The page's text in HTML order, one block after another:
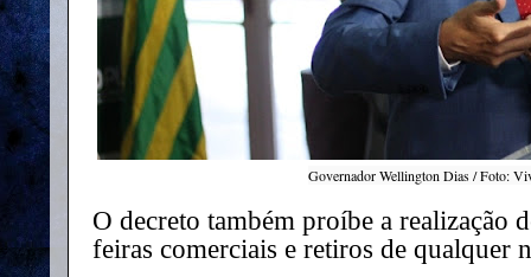
Governador Wellington Dias / Foto:
O decreto também proíbe a realização
feiras comerciais e retiros de qualquer